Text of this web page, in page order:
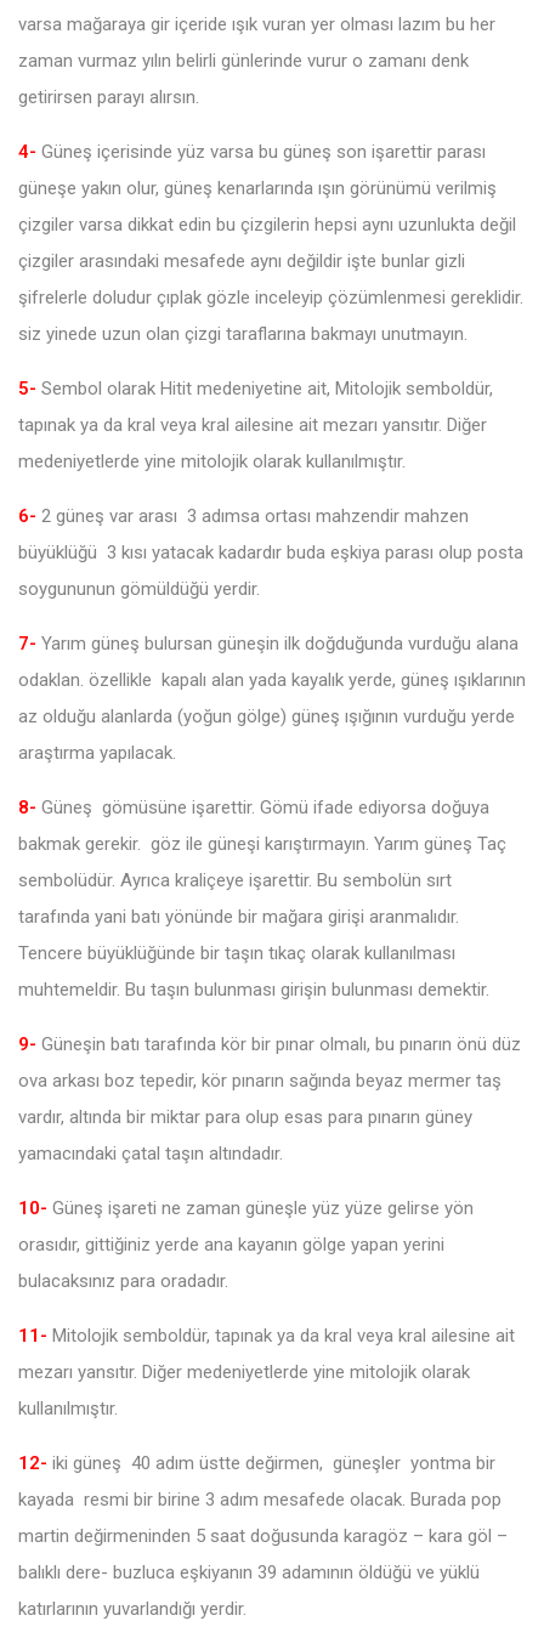
varsa mağaraya gir içeride ışık vuran yer olması lazım bu her
zaman vurmaz yılın belirli günlerinde vurur o zamanı denk
getirirsen parayı alırsın.
4- Güneş içerisinde yüz varsa bu güneş son işarettir parası
güneşe yakın olur, güneş kenarlarında ışın görünümü verilmiş
çizgiler varsa dikkat edin bu çizgilerin hepsi aynı uzunlukta değil
çizgiler arasındaki mesafede aynı değildir işte bunlar gizli
şifrelerle doludur çıplak gözle inceleyip çözümlenmesi gereklidir.
siz yinede uzun olan çizgi taraflarına bakmayı unutmayın.
5- Sembol olarak Hitit medeniyetine ait, Mitolojik semboldür,
tapınak ya da kral veya kral ailesine ait mezarı yansıtır. Diğer
medeniyetlerde yine mitolojik olarak kullanılmıştır.
6- 2 güneş var arası 3 adımsa ortası mahzendir mahzen
büyüklüğü 3 kısı yatacak kadardır buda eşkiya parası olup posta
soygununun gömüldüğü yerdir.
7- Yarım güneş bulursan güneşin ilk doğduğunda vurduğu alana
odaklan. özellikle kapalı alan yada kayalık yerde, güneş ışıklarının
az olduğu alanlarda (yoğun gölge) güneş ışığının vurduğu yerde
araştırma yapılacak.
8- Güneş gömüsüne işarettir. Gömü ifade ediyorsa doğuya
bakmak gerekir. göz ile güneşi karıştırmayın. Yarım güneş Taç
sembolüdür. Ayrıca kraliçeye işarettir. Bu sembolün sırt
tarafında yani batı yönünde bir mağara girişi aranmalıdır.
Tencere büyüklüğünde bir taşın tıkaç olarak kullanılması
muhtemeldir. Bu taşın bulunması girişin bulunması demektir.
9- Güneşin batı tarafında kör bir pınar olmalı, bu pınarın önü düz
ova arkası boz tepedir, kör pınarın sağında beyaz mermer taş
vardır, altında bir miktar para olup esas para pınarın güney
yamacındaki çatal taşın altındadır.
10- Güneş işareti ne zaman güneşle yüz yüze gelirse yön
orasıdır, gittiğiniz yerde ana kayanın gölge yapan yerini
bulacaksınız para oradadır.
11- Mitolojik semboldür, tapınak ya da kral veya kral ailesine ait
mezarı yansıtır. Diğer medeniyetlerde yine mitolojik olarak
kullanılmıştır.
12- iki güneş 40 adım üstte değirmen, güneşler yontma bir
kayada resmi bir birine 3 adım mesafede olacak. Burada pop
martin değirmeninden 5 saat doğusunda karagöz – kara göl –
balıklı dere- buzluca eşkiyanın 39 adamının öldüğü ve yüklü
katırlarının yuvarlandığı yerdir.